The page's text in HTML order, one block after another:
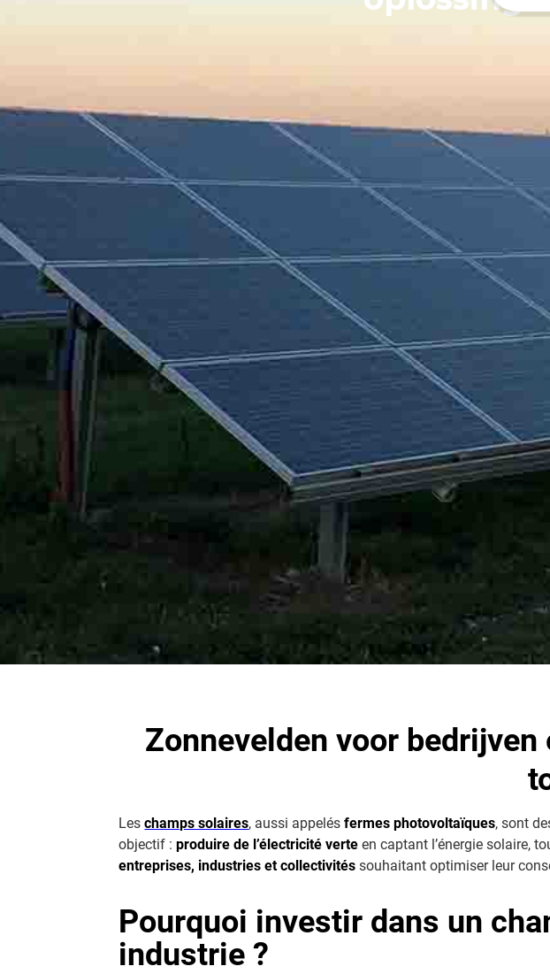
Zonnevelden voor
Leschamps solaires, aussi appelésfermes photovoltaïques, sont
objectif :produire de l’électricité verte en captant l’énergie solaire,
entreprises, industries et collectivités souhaitant optimiser leur
Pourquoi investir dans un
industrie ?